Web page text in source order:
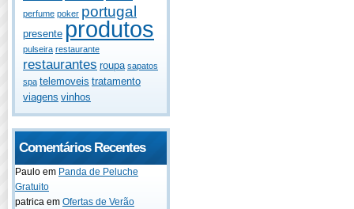
perfume poker portugal
presente produtos
pulseira restaurante
restaurantes roupa sapatos
spa telemoveis tratamento
viagens vinhos
Comentários Recentes
Paulo em Panda de Peluche
Gratuito
patrica em Ofertas de Verão